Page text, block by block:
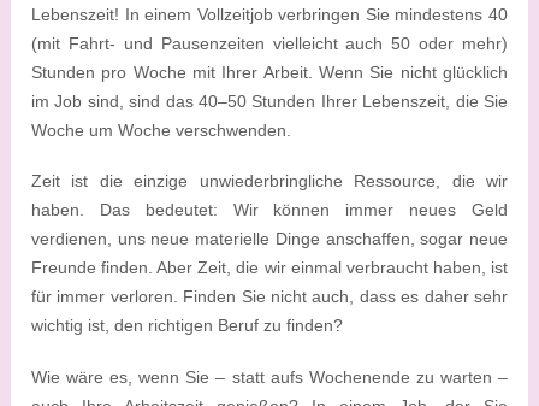
Lebenszeit! In einem Vollzeitjob verbringen Sie mindestens 40
(mit Fahrt- und Pausenzeiten vielleicht auch 50 oder mehr)
Stunden pro Woche mit Ihrer Arbeit. Wenn Sie nicht glücklich
im Job sind, sind das 40–50 Stunden Ihrer Lebenszeit, die Sie
Woche um Woche verschwenden.
Zeit ist die einzige unwiederbringliche Ressource, die wir
haben. Das bedeutet: Wir können immer neues Geld
verdienen, uns neue materielle Dinge anschaffen, sogar neue
Freunde finden. Aber Zeit, die wir einmal verbraucht haben, ist
für immer verloren. Finden Sie nicht auch, dass es daher sehr
wichtig ist, den richtigen Beruf zu finden?
Wie wäre es, wenn Sie – statt aufs Wochenende zu warten –